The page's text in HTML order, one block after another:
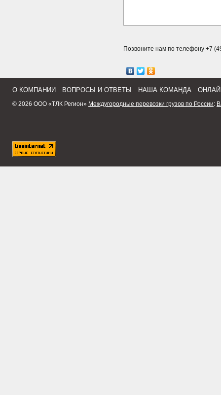
Позвоните нам по телефону +7
О КОМПАНИИ ВОПРОСЫ И ОТВЕТЫ НАША КОМАНДА
© 2026 ООО «ТЛК Регион» Междугородные перевозки грузов по России: